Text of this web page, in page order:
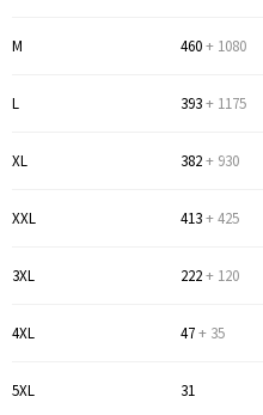
M 460+ 1080
L 393+ 1175
XL 382+ 930
XXL 413+ 425
3XL 222+ 120
4XL 47+ 35
5XL 31